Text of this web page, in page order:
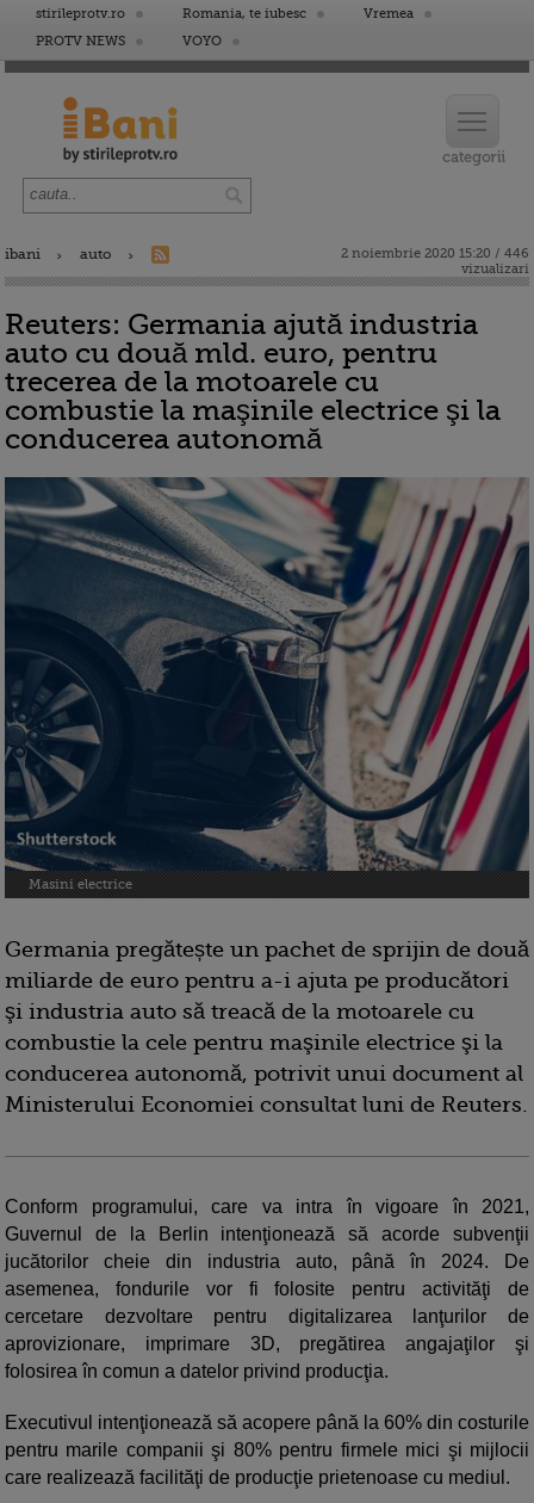
stirileprotv.ro Romania, te iubesc
Vremea
PROTV NEWS
VOYO
ibani auto
2 noiembrie 2020 15:20 / 446
vizualizari
Reuters: Germania ajută industria
auto cu două mld. euro, pentru
trecerea de la motoarele cu
combustie la maşinile electrice şi la
conducerea autonomă
Masini electrice
Germania pregătește un pachet de sprijin de două
miliarde de euro pentru a-i ajuta pe producători
şi industria auto să treacă de la motoarele cu
combustie la cele pentru maşinile electrice şi la
conducerea autonomă, potrivit unui document al
Ministerului Economiei consultat luni de Reuters.
Conform programului, care va intra în vigoare în 2021,
Guvernul de la Berlin intenţionează să acorde subvenţii
jucătorilor cheie din industria auto, până în 2024. De
asemenea, fondurile vor fi folosite pentru activităţi de
cercetare dezvoltare pentru digitalizarea lanţurilor de
aprovizionare, imprimare 3D, pregătirea angajaţilor şi
folosirea în comun a datelor privind producţia.
Executivul intenţionează să acopere până la 60% din costurile
pentru marile companii şi 80% pentru firmele mici şi mijlocii
care realizează facilităţi de producţie prietenoase cu mediul.